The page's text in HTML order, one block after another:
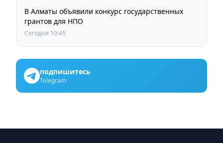
В Алматы объявили конкурс государственных
грантов для НПО
Сегодня 10:45
подпишитесь
Telegram